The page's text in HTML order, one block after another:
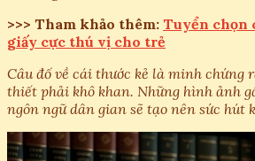
>>> Tham khảo thêm: Tuyển chọn
giấy cực thú vị cho trẻ
Câu đố về cái thước kẻ là minh chứng
thiết phải khô khan. Những hình ảnh
ngôn ngữ dân gian sẽ tạo nên sức hút